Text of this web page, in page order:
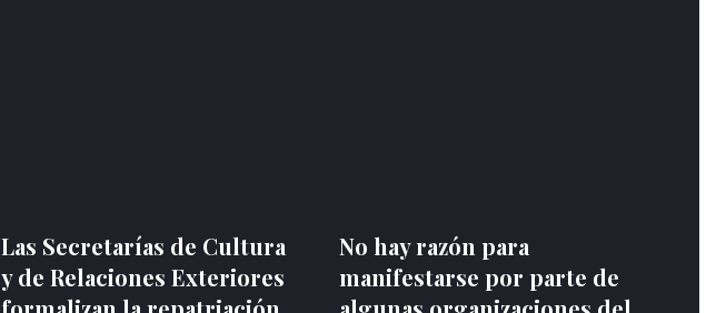
Las Secretarías de Cultura
y de Relaciones Exteriores
No hay razón para
manifestarse por parte de